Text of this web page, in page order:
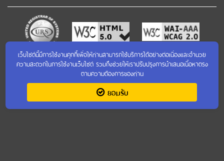
เข้าชมเว็บไซต์เก่า
จำนวนการเข้าชม : 4,256,194
เว็บไซต์นี้มีการใช้งานคุกกี้เพื่อให้ท่านสามารถใช้บริการได้อย่างต่อเนื่องและอำนวย
ความสะดวกในการใช้งานเว็บไซต์ รวมถึงช่วยให้เราปรับปรุงการนำเสนอเนื้อหาตรง
ตามความต้องการของท่าน
ยอมรับ